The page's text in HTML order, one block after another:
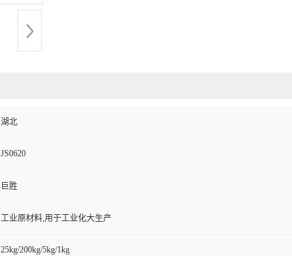
湖北
JS0620
巨胜
工业原材料,用于工业化大生产
25kg/200kg/5kg/1kg